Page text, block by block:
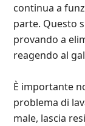
continua a
parte. Questo
provando a
reagendo al
È importante
problema di
male, lascia